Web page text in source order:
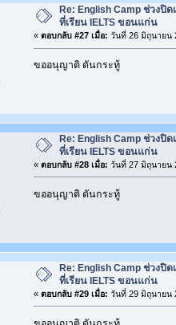
Re: English Camp ช่วงปิ
ที่เรียน IELTS ขอนแก่น
« ตอบกลับ #27 เมื่อ: วันที่ 26 มิถุนายน
ขออนุญาติ ดันกระทู้
Re: English Camp ช่วงปิ
ที่เรียน IELTS ขอนแก่น
« ตอบกลับ #28 เมื่อ: วันที่ 27 มิถุนายน
ขออนุญาติ ดันกระทู้
Re: English Camp ช่วงปิ
ที่เรียน IELTS ขอนแก่น
« ตอบกลับ #29 เมื่อ: วันที่ 29 มิถุนายน